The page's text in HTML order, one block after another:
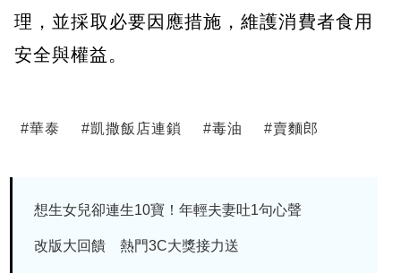
理，並採取必要因應措施，維護消費者食用
安全與權益。
#華泰 #凱撒飯店連鎖 #毒油 #賣麵郎
想生女兒卻連生10寶！年輕夫妻吐1句心聲
改版大回饋 熱門3C大獎接力送